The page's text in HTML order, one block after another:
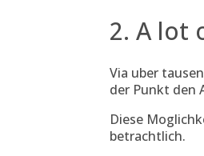
2. A lot
Via uber
der Punkt den
Diese
betrachtlich.